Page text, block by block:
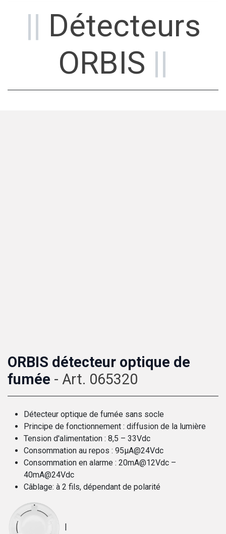
|| Détecteurs
ORBIS ||
ORBIS détecteur optique de
fumée - Art. 065320
Détecteur optique de fumée sans socle
Principe de fonctionnement : diffusion de la lumière
Tension d'alimentation : 8,5 – 33Vdc
Consommation au repos : 95µA@24Vdc
Consommation en alarme : 20mA@12Vdc –
40mA@24Vdc
Câblage: à 2 fils, dépendant de polarité